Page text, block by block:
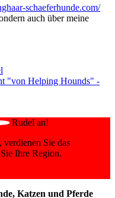
schaeferhunde.com/
auch über meine
Rudel an!
verdienen Sie das
Ihre Region.
Katzen und Pferde